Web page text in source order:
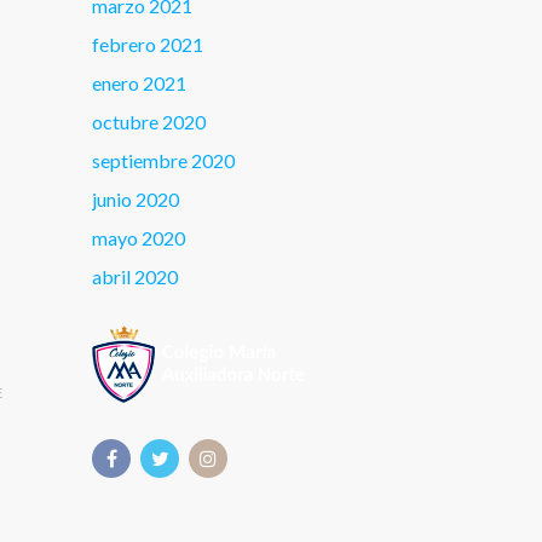
marzo 2021
febrero 2021
enero 2021
octubre 2020
septiembre 2020
junio 2020
mayo 2020
abril 2020